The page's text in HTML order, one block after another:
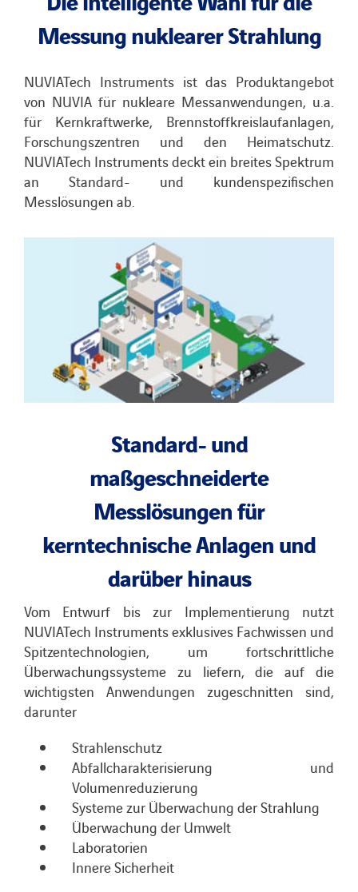
Nachrichten
Veröffentlichungen
Search
for:
Messung nuklearer Strahlung
NUVIATech Instruments ist das Produktangebot
von NUVIA für nukleare Messanwendungen, u.a.
für Kernkraftwerke, Brennstoffkreislaufanlagen,
Forschungszentren und den Heimatschutz.
NUVIATech Instruments deckt ein breites Spektrum
an Standard- und kundenspezifischen
Messlösungen ab.
Standard- und
maßgeschneiderte
Messlösungen für
kerntechnische Anlagen und
darüber hinaus
Vom Entwurf bis zur Implementierung nutzt
NUVIATech Instruments exklusives Fachwissen und
Spitzentechnologien, um fortschrittliche
Überwachungssysteme zu liefern, die auf die
wichtigsten Anwendungen zugeschnitten sind,
darunter
Strahlenschutz
Abfallcharakterisierung und
Volumenreduzierung
Systeme zur Überwachung der Strahlung
Überwachung der Umwelt
Laboratorien
Innere Sicherheit